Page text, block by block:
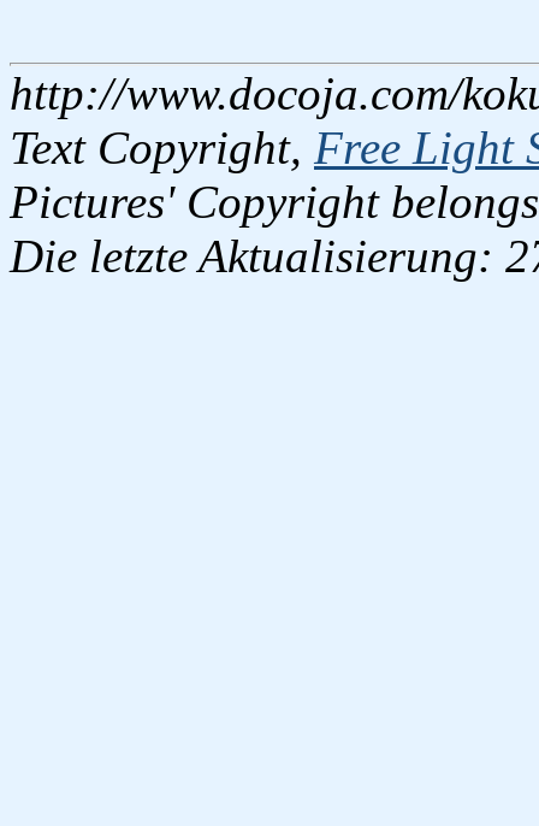
http://www.docoja.com/
Text Copyright, Free Light
Pictures' Copyright
Die letzte Aktualisierung: